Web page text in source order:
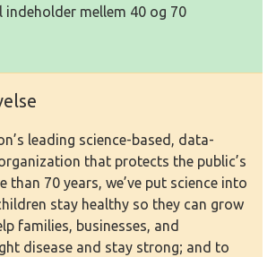
indeholder mellem 40 og 70
leading science-based, data-
that protects the public’s
than 70 years, we’ve put science into
stay healthy so they can grow
families, businesses, and
disease and stay strong; and to